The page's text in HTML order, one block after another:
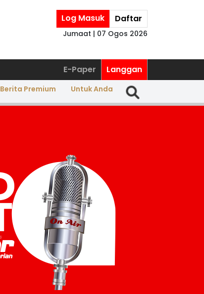
Log Masuk Daftar
Jumaat | 07 Ogos 2026
E-Paper Langgan
Berita Premium Untuk Anda